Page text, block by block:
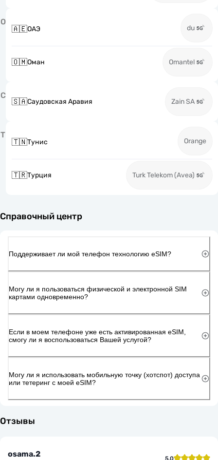
О
🇦🇪ОАЭ du
🇴🇲Оман Omantel
С
🇸🇦Саудовская Аравия Zain SA
Т
🇹🇳Тунис Orange
🇹🇷Турция Turk Telekom (Avea)
Справочный центр
Поддерживает ли мой телефон технологию eSIM?
Могу ли я пользоваться физической и электронной SIM
картами одновременно?
Если в моем телефоне уже есть активированная eSIM,
смогу ли я воспользоваться Вашей услугой?
Могу ли я использовать мобильную точку (хотспот) доступа
или тетеринг с моей eSIM?
Отзывы
osama.2 5.0